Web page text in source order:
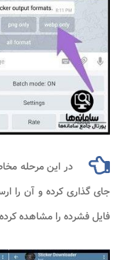
در این مرحله
جای گذاری کرده و آن را
فایل فشرده را مشاهده